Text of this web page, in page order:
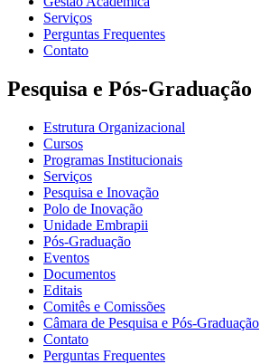
Serviços
Perguntas Frequentes
Contato
Pesquisa e Pós-Graduação
Estrutura Organizacional
Cursos
Programas Institucionais
Serviços
Pesquisa e Inovação
Polo de Inovação
Unidade Embrapii
Pós-Graduação
Eventos
Documentos
Editais
Comitês e Comissões
Câmara de Pesquisa e Pós-Graduação
Contato
Perguntas Frequentes